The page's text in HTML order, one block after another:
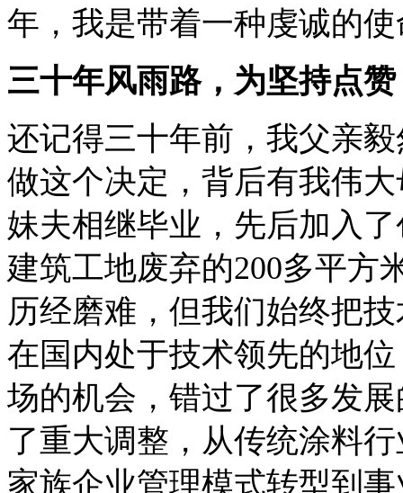
年，我是带着一种虔诚的
三十年风雨路，为坚持点
还记得三十年前，我父亲
做这个决定，背后有我伟
妹夫相继毕业，先后加入
建筑工地废弃的200多平方
历经磨难，但我们始终把
在国内处于技术领先的地
场的机会，错过了很多发
了重大调整，从传统涂料
家族企业管理模式转型到